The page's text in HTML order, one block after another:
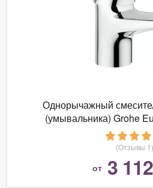
Однорычажный
(умывальника) Grohe
(Отзывы 1)
от 3 112